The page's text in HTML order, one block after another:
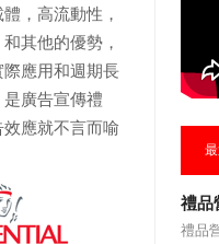
，高流動性，
其他的優勢，
應用和週期長
廣告宣傳禮
應就不言而喻
禮品
禮品